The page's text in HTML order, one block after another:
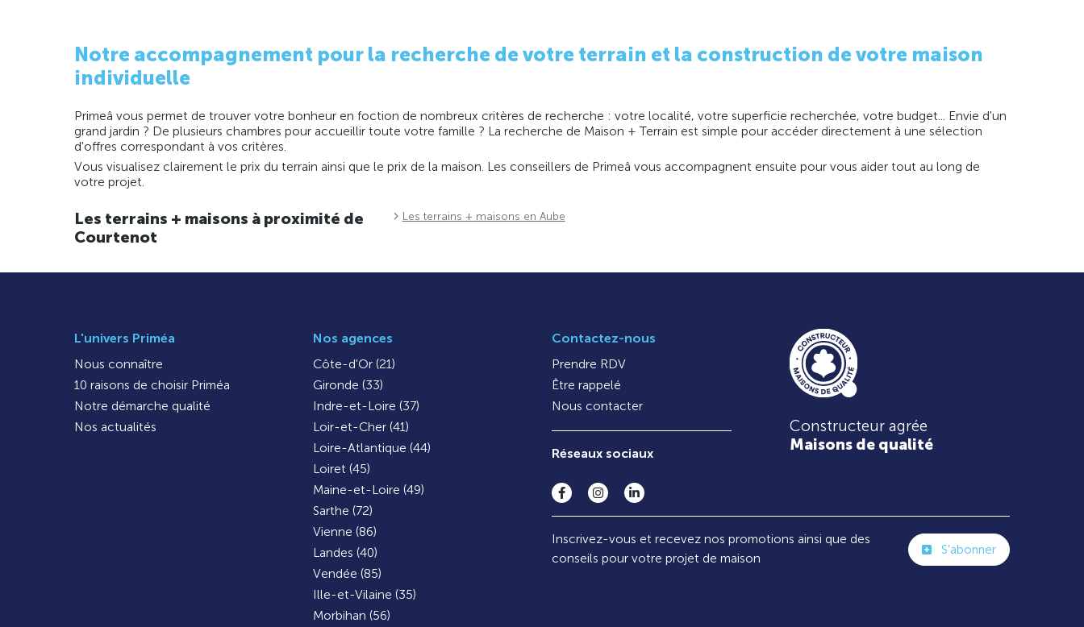
Notre accompagnement pour la recherche de votre terrain et la construction de votre maison
individuelle
Primeâ vous permet de trouver votre bonheur en foction de nombreux critères de recherche : votre localité, votre superficie recherchée, votre budget... Envie d'un
grand jardin ? De plusieurs chambres pour accueillir toute votre famille ? La recherche de Maison + Terrain est simple pour accéder directement à une sélection
d'offres correspondant à vos critères.
Vous visualisez clairement le prix du terrain ainsi que le prix de la maison. Les conseillers de Primeâ vous accompagnent ensuite pour vous aider tout au long de
votre projet.
Les terrains + maisons à proximité de
Courtenot
Les terrains + maisons en Aube
L'univers Priméa
Nous connaître
10 raisons de choisir Priméa
Notre démarche qualité
Nos actualités
Nos agences
Côte-d'Or (21)
Gironde (33)
Indre-et-Loire (37)
Loir-et-Cher (41)
Loire-Atlantique (44)
Loiret (45)
Maine-et-Loire (49)
Sarthe (72)
Vienne (86)
Landes (40)
Vendée (85)
Ille-et-Vilaine (35)
Morbihan (56)
Contactez-nous
Prendre RDV
Être rappelé
Nous contacter
Réseaux sociaux
Constructeur agrée
Maisons de qualité
Inscrivez-vous et recevez nos promotions ainsi que des
conseils pour votre projet de maison
S'abonner